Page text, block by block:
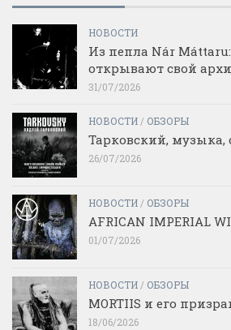
НОВОСТИ
Из пепла Nár Máttaru:
открывают свой
31/07/2026
НОВОСТИ / ОБЗОРЫ
Тарковский, музыка,
26/07/2026
НОВОСТИ / ОБЗОРЫ
AFRICAN IMPERIAL
01/07/2026
НОВОСТИ / ОБЗОРЫ
MORTIIS и его
18/06/2026